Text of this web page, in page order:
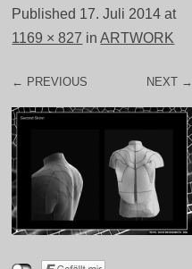
Published 17. Juli 2014 at
1169 × 827 inARTWORK
← PREVIOUS NEXT →